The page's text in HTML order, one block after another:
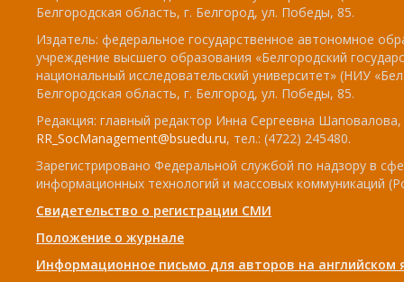
Белгородская область, г. Белгород, ул. Победы, 85.
Издатель: федеральное государственное автономное
учреждение высшего образования «Белгородский
национальный исследовательский университет» (НИУ
Белгородская область, г. Белгород, ул. Победы, 85.
Редакция: главный редактор Инна Сергеевна
RR_SocManagement@bsuedu.ru, тел.: (4722) 245480.
Зарегистрировано Федеральной службой по надзору в
информационных технологий и массовых коммуникаций
Свидетельство о регистрации СМИ
Положение о журнале
Информационное письмо для авторов на английском